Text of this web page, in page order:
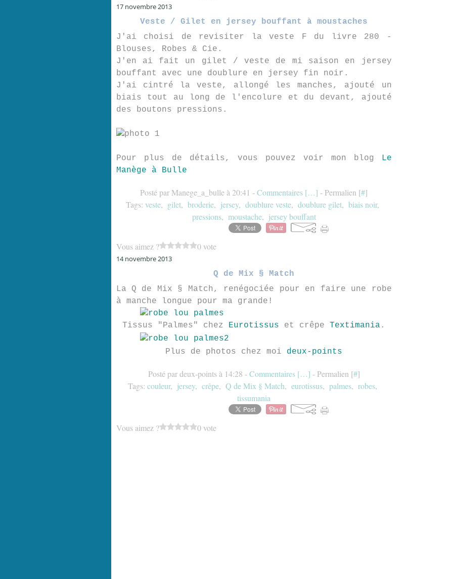
17 novembre 2013
Veste / Gilet en jersey bouffant à moustaches
J'ai choisi de revisiter la veste F du livre 280 -
Blouses, Robes & Cie.
J'en ai fait un gilet / veste de mi saison en jersey
bouffant avec une doublure en jersey fin noir.
J'ai cintré la veste, allongé les manches, ajouté un
biais tout au long de l'encolure et du devant, ajouté
des boutons pressions.
Pour plus de détails, vous pouvez voir mon blog Le
Manège à Bulle
Posté par Manege_a_bulle à 20:41 -Commentaires […] - Permalien [#]
Tags: veste, gilet, broderie, jersey, doublure veste, doublure gilet, biais noir,
pressions, moustache, jersey bouffant
Vous aimez ? 0 vote
14 novembre 2013
Q de Mix § Match
La Q de Mix § Match, renégociée pour en faire une robe
à manche longue pour ma grande!
Tissus "Palmes" chez Eurotissus et crêpe Textimania .
Plus de photos chez moi deux-points
Posté par deux-points à 14:28 -Commentaires […] - Permalien [#]
Tags: couleur, jersey, crêpe, Q de Mix § Match, eurotissus, palmes, robes,
tissumania
Vous aimez ? 0 vote